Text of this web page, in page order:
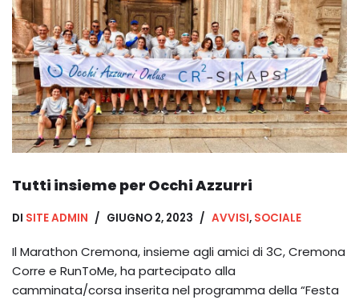
Tutti insieme per Occhi Azzurri
DI SITE ADMIN GIUGNO 2, 2023 AVVISI, SOCIALE
Il Marathon Cremona, insieme agli amici di 3C, Cremona
Corre e RunToMe, ha partecipato alla
camminata/corsa inserita nel programma della “Festa